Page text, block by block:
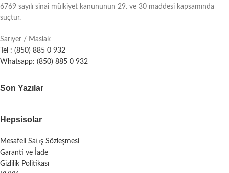
6769 sayılı sinai mülkiyet kanununun 29. ve 30 maddesi kapsamında
suçtur.
Sarıyer / Maslak
Tel : (850) 885 0 932
Whatsapp: (850) 885 0 932
Son Yazılar
Hepsisolar
Mesafeli Satış Sözleşmesi
Garanti ve İade
Gizlilik Politikası